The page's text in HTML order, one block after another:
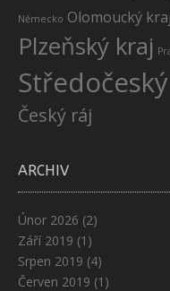
Německo Olomoucký kraj
Plzeňský kraj
Český ráj
ARCHIV
Únor 2026 (2)
Září 2019 (1)
Srpen 2019 (4)
Červen 2019 (1)